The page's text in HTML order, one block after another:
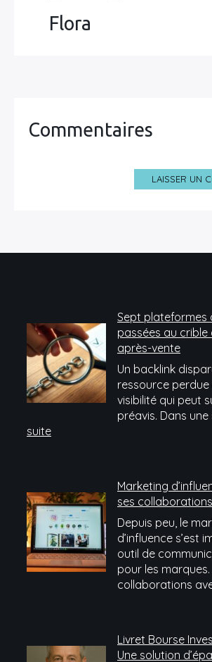
Flora
Commentaires
LAISSER UN
Sept plateformes
passées au crible
après-vente
Un backlink
ressource
visibilité qui peut
préavis. Dans
suite:
netlinking
passées
au
crible
du
service
Marketing
ses collaborations
Depuis peu, le
d’influence s’est
outil de
pour les marques.
collaborations
Livret Bourse
Une solution